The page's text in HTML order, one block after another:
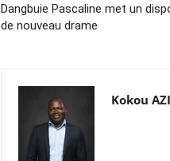
Dangbuie Pascaline met un
de nouveau drame
Kokou